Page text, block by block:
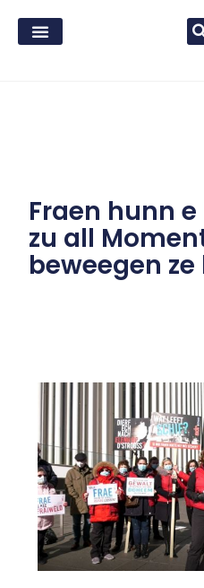
Fraen hunn
zu all
beweegen